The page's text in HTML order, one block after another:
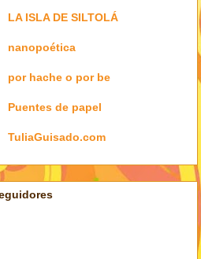
LA ISLA DE SILTOLÁ
nanopoética
por hache o por be
Puentes de papel
TuliaGuisado.com